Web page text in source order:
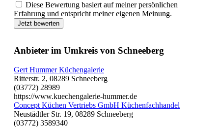
Diese Bewertung basiert auf meiner persönlichen
Erfahrung und entspricht meiner eigenen Meinung.
Jetzt bewerten
Anbieter im Umkreis von Schneeberg
Gert Hummer Küchengalerie
Ritterstr. 2, 08289 Schneeberg
(03772) 28989
https://www.kuechengalerie-hummer.de
Concept Küchen Vertriebs GmbH Küchenfachhandel
Neustädtler Str. 19, 08289 Schneeberg
(03772) 3589340